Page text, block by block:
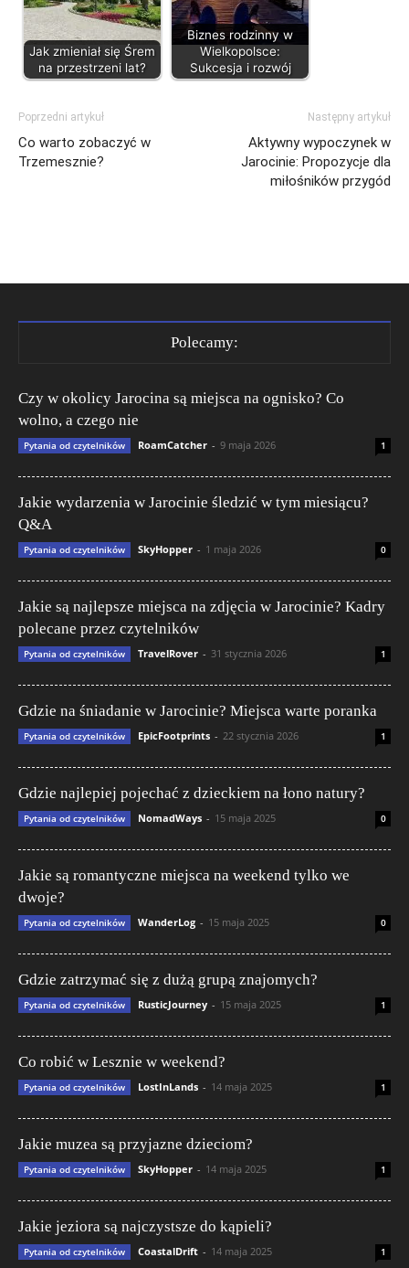
Jak zmieniał się Śrem
na przestrzeni lat?
Biznes rodzinny w
Wielkopolsce:
Sukcesja i rozwój
Poprzedni artykuł
Co warto zobaczyć w
Trzemesznie?
Następny artykuł
Aktywny wypoczynek w
Jarocinie: Propozycje dla
miłośników przygód
Polecamy:
Czy w okolicy Jarocina są miejsca na ognisko? Co
wolno, a czego nie
Pytania od czytelników RoamCatcher - 9 maja 2026 1
Jakie wydarzenia w Jarocinie śledzić w tym miesiącu?
Q&A
Pytania od czytelników SkyHopper - 1 maja 2026 0
Jakie są najlepsze miejsca na zdjęcia w Jarocinie? Kadry
polecane przez czytelników
Pytania od czytelników TravelRover - 31 stycznia 2026 1
Gdzie na śniadanie w Jarocinie? Miejsca warte poranka
Pytania od czytelników EpicFootprints - 22 stycznia 2026 1
Gdzie najlepiej pojechać z dzieckiem na łono natury?
Pytania od czytelników NomadWays - 15 maja 2025 0
Jakie są romantyczne miejsca na weekend tylko we
dwoje?
Pytania od czytelników WanderLog - 15 maja 2025 0
Gdzie zatrzymać się z dużą grupą znajomych?
Pytania od czytelników RusticJourney - 15 maja 2025 1
Co robić w Lesznie w weekend?
Pytania od czytelników LostInLands - 14 maja 2025 1
Jakie muzea są przyjazne dzieciom?
Pytania od czytelników SkyHopper - 14 maja 2025 1
Jakie jeziora są najczystsze do kąpieli?
Pytania od czytelników CoastalDrift - 14 maja 2025 1